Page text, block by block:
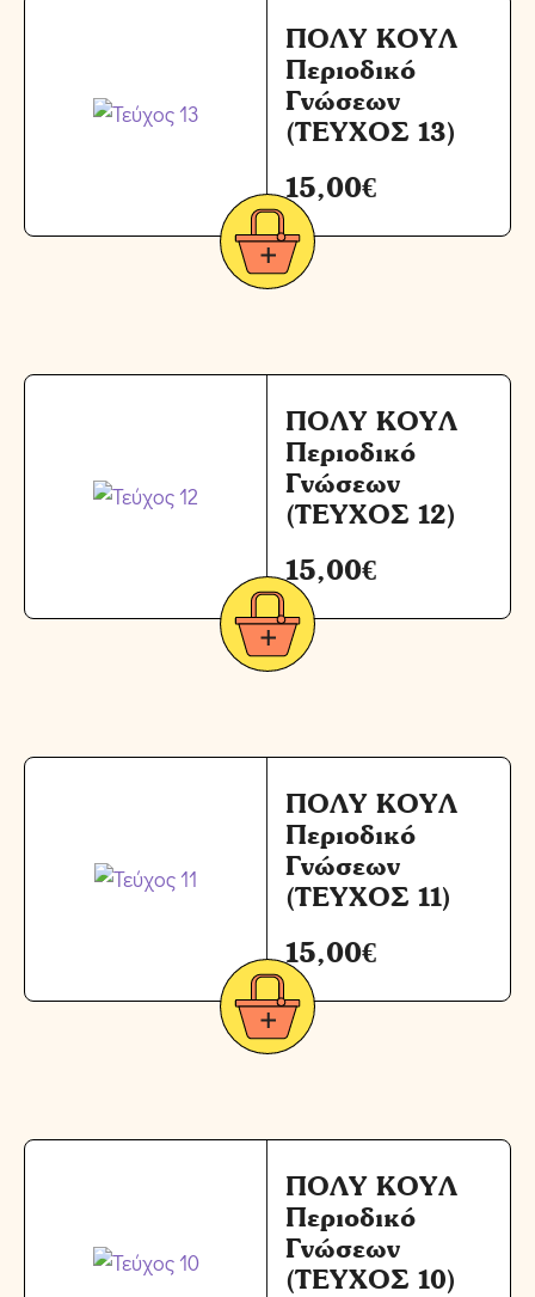
ΠΟΛΥ ΚΟΥΛ
Περιοδικό
Γνώσεων
(ΤΕΥΧΟΣ 13)
15,00€
ΠΟΛΥ ΚΟΥΛ
Περιοδικό
Γνώσεων
(ΤΕΥΧΟΣ 12)
15,00€
ΠΟΛΥ ΚΟΥΛ
Περιοδικό
Γνώσεων
(ΤΕΥΧΟΣ 11)
15,00€
ΠΟΛΥ ΚΟΥΛ
Περιοδικό
Γνώσεων
(ΤΕΥΧΟΣ 10)